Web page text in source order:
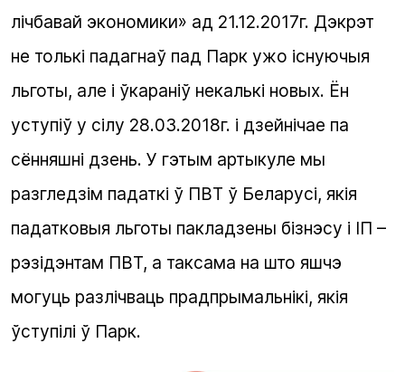
лічбавай экономики» ад 21.12.2017г. Дэкрэт
не толькі падагнаў пад Парк ужо існуючыя
льготы, але і ўкараніў некалькі новых. Ён
уступіў у сілу 28.03.2018г. і дзейнічае па
сённяшні дзень. У гэтым артыкуле мы
разгледзім падаткі ў ПВТ ў Беларусі, якія
падатковыя льготы пакладзены бізнэсу і ІП –
рэзідэнтам ПВТ, а таксама на што яшчэ
могуць разлічваць прадпрымальнікі, якія
ўступілі ў Парк.